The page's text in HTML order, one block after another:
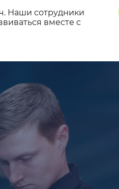
Наши сотрудники
вместе с